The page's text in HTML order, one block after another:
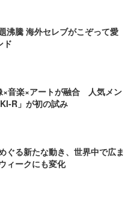
沸騰 海外セレブがこぞって愛
ド
×音楽×アートが融合 人気メン
R」が初の試み
ぐる新たな動き、世界中で広ま
ィークにも変化